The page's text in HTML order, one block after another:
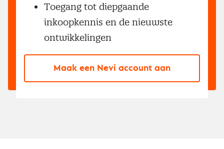
Toegang tot diepgaande
inkoopkennis en de nieuwste
ontwikkelingen
Maak een Nevi account aan